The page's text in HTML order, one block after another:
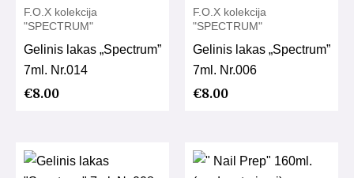
F.O.X kolekcija
"SPECTRUM"
Gelinis lakas „Spectrum”
7ml. Nr.014
€8.00
F.O.X kolekcija
"SPECTRUM"
Gelinis lakas „Spectrum”
7ml. Nr.006
€8.00